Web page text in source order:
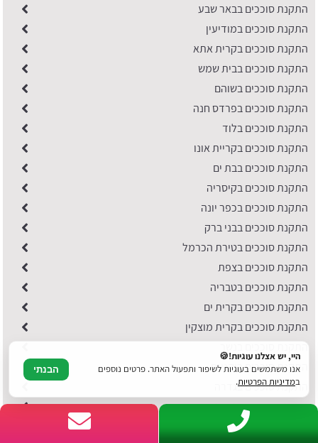
התקנת סוככים בבאר שבע
התקנת סוככים במודיעין
התקנת סוככים בקרית אתא
התקנת סוככים בבית שמש
התקנת סוככים בשוהם
התקנת סוככים בפרדס חנה
התקנת סוככים בלוד
התקנת סוככים בקריית אונו
התקנת סוככים בבת ים
התקנת סוככים בקיסריה
התקנת סוככים בכפר יונה
התקנת סוככים בבני ברק
התקנת סוככים בטירת הכרמל
התקנת סוככים בצפת
התקנת סוככים בטבריה
התקנת סוככים בקרית ים
התקנת סוככים בקרית מוצקין
התקנת סוככים בנשר
התקנת סוככים ביקנעם
התקנת סוככים בגדרה
התקנת סוככים בגן יבנה
התקנת סוככים בקרית מלאכי
היי, יש אצלנו עוגיות!🍪
אנו משתמשים בעוגיות לשיפור ותפעול האתר. פרטים נוספים
במדיניות הפרטיות.
הבנתי